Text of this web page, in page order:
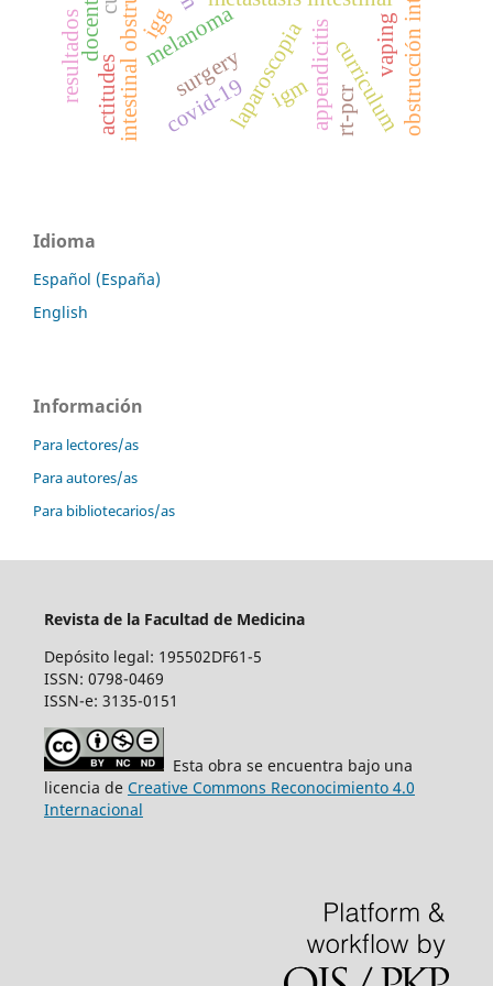
melanoma
intestinal obstrucción laparoscopiaappendicitis
surgery
docentes
curriculum
vaping
covid-19
igg
igm rt-pcr
resultadosactitudes
Idioma
Español (España)
English
Información
Para lectores/as
Para autores/as
Para bibliotecarios/as
Revista de la Facultad de Medicina
Depósito legal: 195502DF61-5
ISSN: 0798-0469
ISSN-e: 3135-0151
Esta obra se encuentra bajo una
licencia de Creative Commons Reconocimiento 4.0
Internacional